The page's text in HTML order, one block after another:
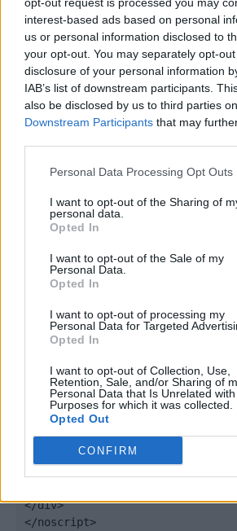
interest-based ads based on personal
us or personal information disclosed to
your opt-out. You may separately opt-
disclosure of your personal information
IAB’s list of downstream participants.
also be disclosed by us to third parties
Downstream Participants that may
Personal Data Processing Opt Outs
I want to opt-out of the Sharing of
personal data.
Opted In
I want to opt-out of the Sale of my
Personal Data.
Opted In
I want to opt-out of processing my
Personal Data for Targeted
Opted In
I want to opt-out of Collection, Use,
Retention, Sale, and/or Sharing of
Personal Data that Is Unrelated
Purposes for which it was collected.
Opted Out
CONFIRM
<footer>
<!-- Quantcast Tag -->
<script type="text/javascript">
window._qevents =
(function() {
var elem =
elem.src =
".quantserve.com/quant.js";
elem.async = true;
elem.type = "text/javascript";
var scpt =
})();
window._qevents.push({
qacct:"p-DBzg7zw2NMsnc",
</script>
<noscript>
<div style="display:none;">
<img src="//
</div>
</noscript>